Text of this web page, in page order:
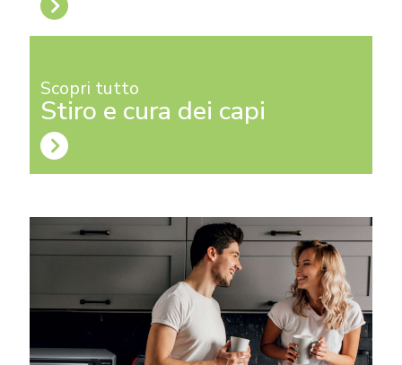
Scopri tutto
Stiro e cura dei capi